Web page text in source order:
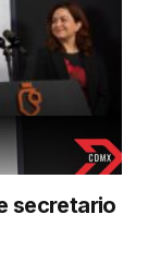
secretario